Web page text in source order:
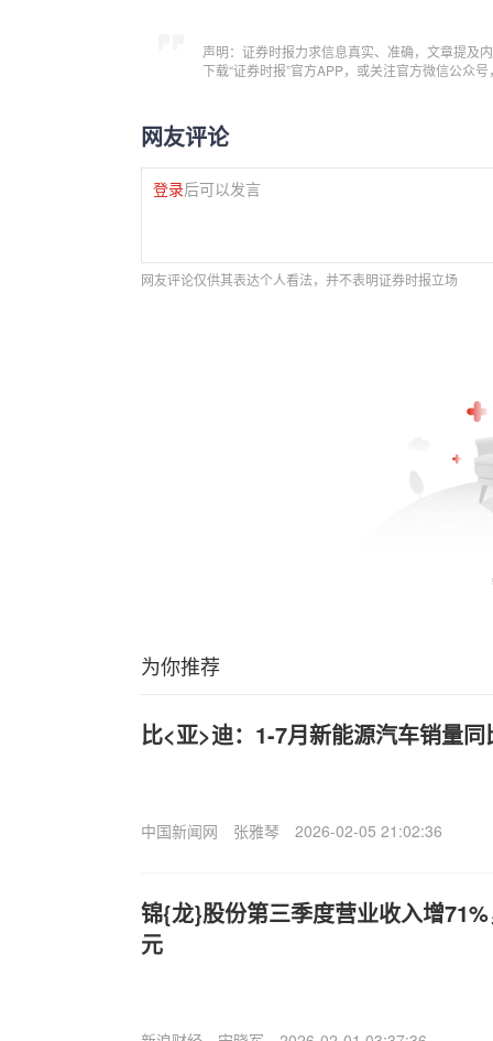
声明：证券时报力求信息真实、准确，文章提及
下载“证券时报”官方APP，或关注官方微信公众
网友评论
登录后可以发言
网友评论仅供其表达个人看法，并不表明证券时报立场
为你推荐
比<亚>迪：1-7月新能源汽车销量
中国新闻网 张雅琴 2026-02-05 21:02:36
锦{龙}股份第三季度营业收入增
元